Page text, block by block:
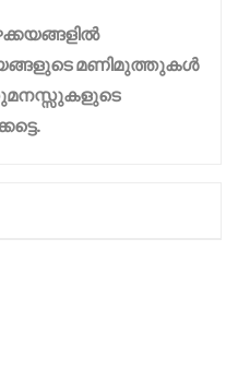
യങ്ങളിൽ
മണിമുത്തുകൾ
.